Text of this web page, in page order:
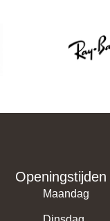
Openingstijden
Maandag